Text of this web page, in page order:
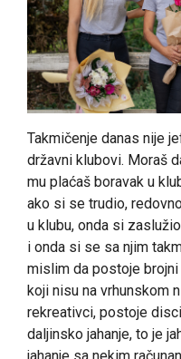
Takmičenje danas nije
državni klubovi. Moraš
mu plaćaš boravak u
ako si se trudio,
u klubu, onda si
i onda si se sa njim
mislim da postoje
koji nisu na vrhunskom
rekreativci, postoje
daljinsko jahanje, to je